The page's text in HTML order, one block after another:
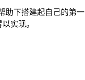
下搭建起自己的第
实现。